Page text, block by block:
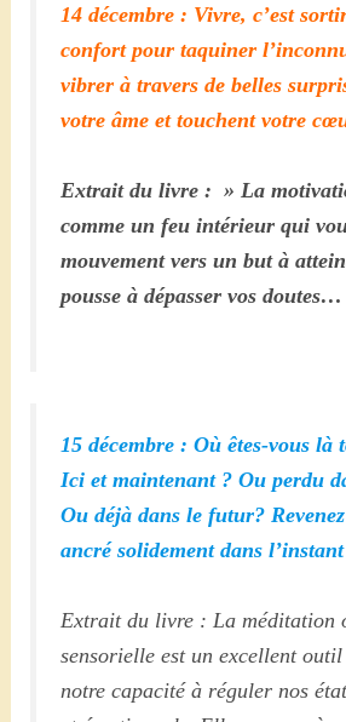
14 décembre : Vivre, c’est
confort pour taquiner
vibrer à travers de belles
votre âme et touchent votre
Extrait du livre : » La
comme un feu intérieur qui
mouvement vers un but à
pousse à dépasser vos
15 décembre : Où êtes-vous là
Ici et maintenant ? Ou perdu
Ou déjà dans le futur?
ancré solidement dans
Extrait du livre : La méditation
sensorielle est un excellent
notre capacité à réguler nos